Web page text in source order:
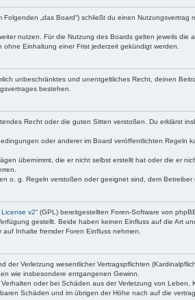
„das Board“) schließt du einen
nutzen. Für die Nutzung des Boards gelten jeweils die
Einhaltung einer Frist jederzeit gekündigt werden.
unbeschränktes und unentgeltliches Recht, deinen
bestehen.
Recht oder die guten Sitten verstoßen. Du erklärst
oder anderer im Board veröffentlichten Regeln
übernimmt, die er nicht selbst erstellt hat oder die er
g. Regeln verstoßen oder geeignet sind, dem Betreiber
v2“ (GPL) bereitgestellten Foren-Software von
gestellt. Beide haben keinen Einfluss auf die Art
Inhalte fremder Foren Einfluss nehmen.
Verletzung wesentlicher Vertragspflichten
wie insbesondere entgangenen Gewinn.
oder bei Schäden aus der Verletzung von
Schäden und im übrigen der Höhe nach auf die